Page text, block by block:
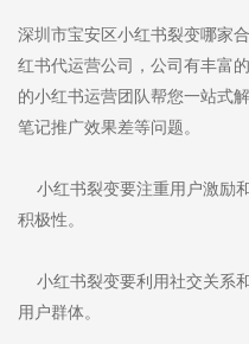
深圳市宝安区小红书裂变哪家
红书代运营公司，公司有丰富
的小红书运营团队帮您一站式
笔记推广效果差等问题。
小红书裂变要注重用户激励
积极性。
小红书裂变要利用社交关系
用户群体。